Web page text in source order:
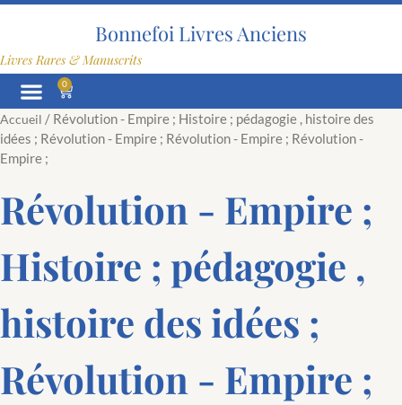
Aller
Bonnefoi Livres Anciens
Livres Rares & Manuscrits
0
Panier
Accueil / Révolution - Empire ; Histoire ; pédagogie , histoire des
idées ; Révolution - Empire ; Révolution - Empire ; Révolution -
Empire ;
Révolution - Empire ;
Histoire ; pédagogie ,
histoire des idées ;
Révolution - Empire ;